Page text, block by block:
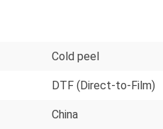
Cold peel
DTF (Direct-to-Film)
China